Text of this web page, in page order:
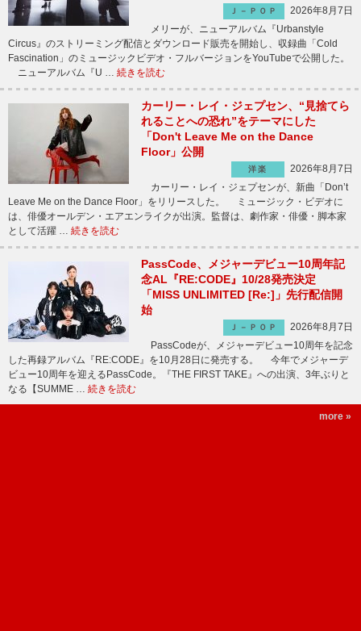
Ｊ－ＰＯＰ
2026年8月7日
メリーが、ニューアルバム『Urbanstyle
Circus』のストリーミング配信とダウンロード販売を開始し、収録曲「Cold
Fascination」のミュージックビデオ・フルバージョンをYouTubeで公開した。
ニューアルバム『U … 続きを読む
カーリー・レイ・ジェプセン、“見捨てら
れることへの恐れ”をテーマにした
「Don't Leave Me on the Dance
Floor」公開
洋楽
2026年8月7日
カーリー・レイ・ジェプセンが、新曲「Don’t
Leave Me on the Dance Floor」をリリースした。 ミュージック・ビデオに
は、俳優オールデン・エアエンライクが出演。監督は、劇作家・俳優・脚本家
として活躍 … 続きを読む
PassCode、メジャーデビュー10周年記
念AL『RE:CODE』10/28発売決定
「MISS UNLIMITED [Re:]」先行配信開
始
Ｊ－ＰＯＰ
2026年8月7日
PassCodeが、メジャーデビュー10周年を記念
した再録アルバム『RE:CODE』を10月28日に発売する。 今年でメジャーデ
ビュー10周年を迎えるPassCode。『THE FIRST TAKE』への出演、3年ぶりと
なる【SUMME … 続きを読む
more »